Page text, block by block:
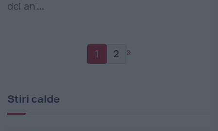
doi ani...
1 2 »
Stiri calde